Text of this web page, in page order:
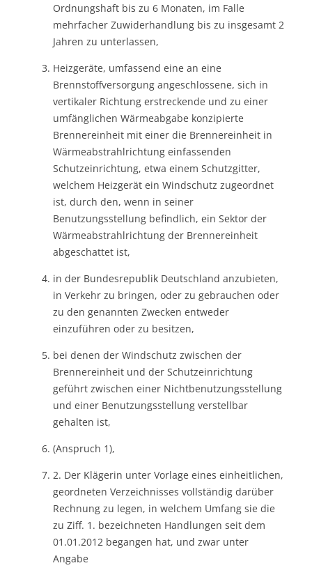
Ordnungshaft bis zu 6 Monaten, im Falle
mehrfacher Zuwiderhandlung bis zu insgesamt 2
Jahren zu unterlassen,
Heizgeräte, umfassend eine an eine
Brennstoffversorgung angeschlossene, sich in
vertikaler Richtung erstreckende und zu einer
umfänglichen Wärmeabgabe konzipierte
Brennereinheit mit einer die Brennereinheit in
Wärmeabstrahlrichtung einfassenden
Schutzeinrichtung, etwa einem Schutzgitter,
welchem Heizgerät ein Windschutz zugeordnet
ist, durch den, wenn in seiner
Benutzungsstellung befindlich, ein Sektor der
Wärmeabstrahlrichtung der Brennereinheit
abgeschattet ist,
in der Bundesrepublik Deutschland anzubieten,
in Verkehr zu bringen, oder zu gebrauchen oder
zu den genannten Zwecken entweder
einzuführen oder zu besitzen,
bei denen der Windschutz zwischen der
Brennereinheit und der Schutzeinrichtung
geführt zwischen einer Nichtbenutzungsstellung
und einer Benutzungsstellung verstellbar
gehalten ist,
(Anspruch 1),
2. Der Klägerin unter Vorlage eines einheitlichen,
geordneten Verzeichnisses vollständig darüber
Rechnung zu legen, in welchem Umfang sie die
zu Ziff. 1. bezeichneten Handlungen seit dem
01.01.2012 begangen hat, und zwar unter
Angabe